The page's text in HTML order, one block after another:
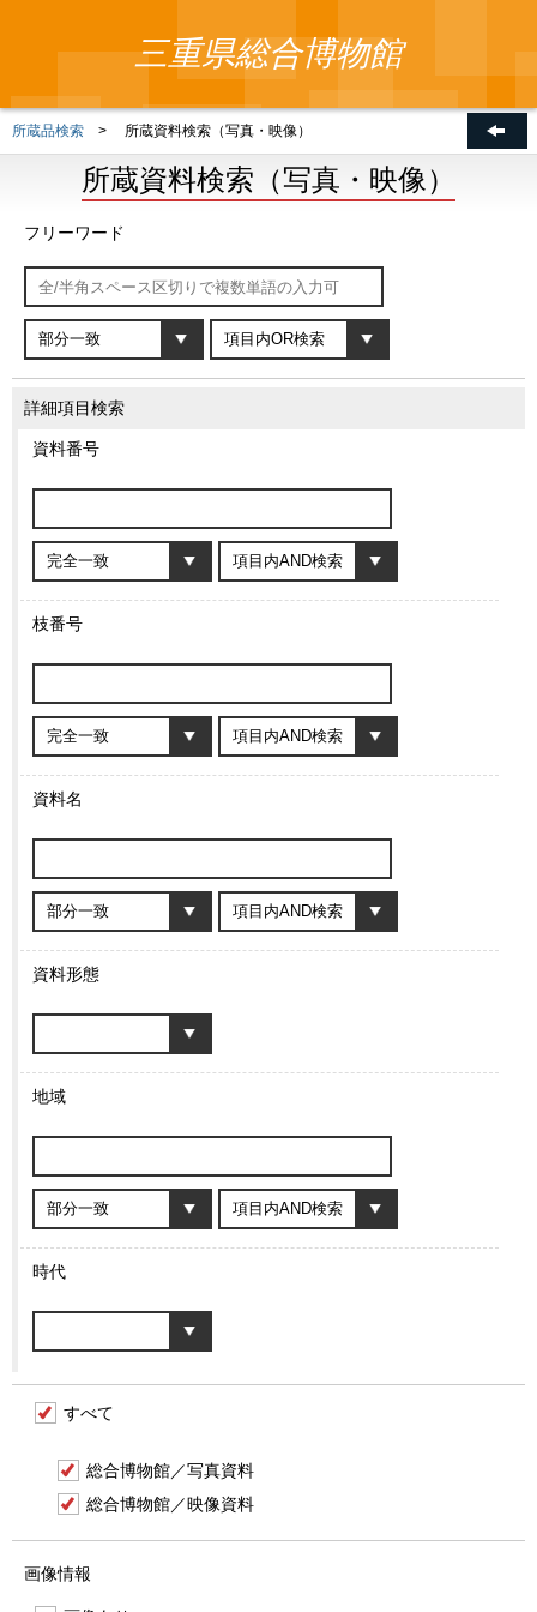
三重県総合博物館
所蔵品検索 > 所蔵資料検索（写真・映像）
所蔵資料検索（写真・映像）
フリーワード
詳細項目検索
資料番号
枝番号
資料名
資料形態
地域
時代
すべて
総合博物館／写真資料
総合博物館／映像資料
画像情報